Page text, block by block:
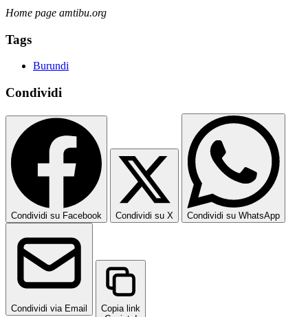
Home page amtibu.org
Tags
Burundi
Condividi
Condividi su Facebook Condividi su X Condividi su WhatsApp
Condividi via Email
Copia link